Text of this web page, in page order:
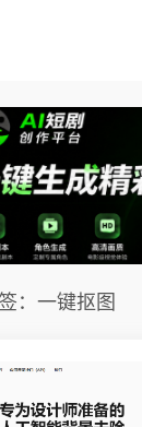
：一键抠图